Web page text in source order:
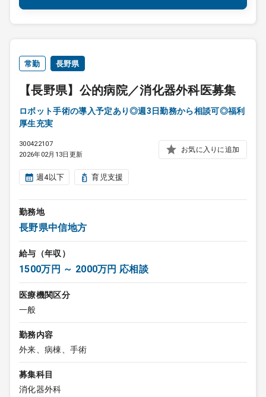
常勤 長野県
【長野県】公的病院／消化器外科医募集
ロボット手術の導入予定あり◎週3日勤務から相談可◎福利
厚生充実
300422107
2026年02月13日更新
お気に入りに追加
週4以下 育児支援
勤務地
長野県中信地方
給与（年収）
1500万円 ～ 2000万円 応相談
医療機関区分
一般
勤務内容
外来、病棟、手術
募集科目
消化器外科